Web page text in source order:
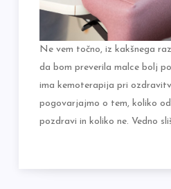
Ne vem točno, iz kakšnega
da bom preverila malce bolj
ima kemoterapija pri
pogovarjajmo o tem, koliko
pozdravi in koliko ne. Vedno